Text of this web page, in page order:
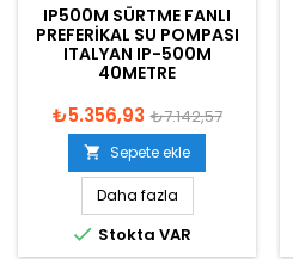
IP500M SÜRTME FANLI
PREFERIKAL SU POMPASI
ITALYAN IP-500M
40METRE
₺5.356,93 ₺7.142,57
 Sepete ekle
Daha fazla
 Stokta VAR